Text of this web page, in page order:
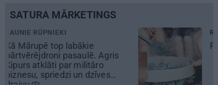
SATURA MĀRKETINGS
Pirts sezonas izlase